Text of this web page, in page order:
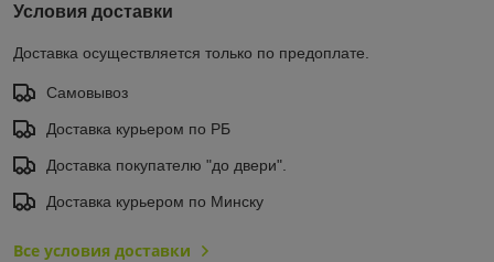
Условия доставки
Доставка осуществляется только по предоплате.
Самовывоз
Доставка курьером по РБ
Доставка покупателю "до двери".
Доставка курьером по Минску
Все условия доставки